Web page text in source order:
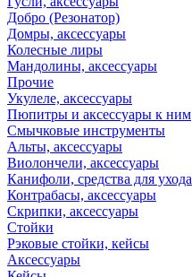
Добро (Резонатор)
Домры, аксессуары
Колесные лиры
Мандолины, аксессуары
Прочие
Укулеле, аксессуары
Пюпитры и аксессуары к ним
Смычковые инструменты
Альты, аксессуары
Виолончели, аксессуары
Канифоли, средства для ухода
Контрабасы, аксессуары
Скрипки, аксессуары
Стойки
Рэковые стойки, кейсы
Аксессуары